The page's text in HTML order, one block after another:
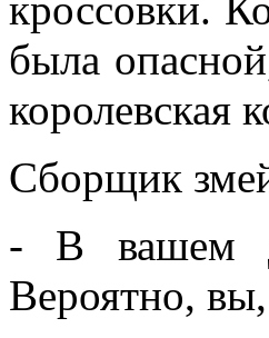
кроссовки.
была
королевская
Сборщик
- В вашем
Вероятно,